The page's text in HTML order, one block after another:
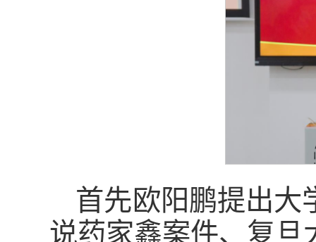
首先欧阳鹏提出大
说药家鑫案件、复